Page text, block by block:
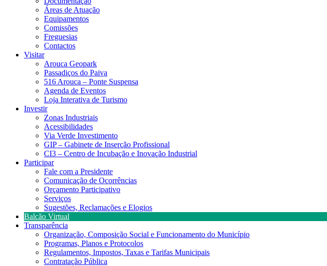
Áreas de Atuação
Equipamentos
Comissões
Freguesias
Contactos
Visitar
Arouca Geopark
Passadiços do Paiva
516 Arouca – Ponte Suspensa
Agenda de Eventos
Loja Interativa de Turismo
Investir
Zonas Industriais
Acessibilidades
Via Verde Investimento
GIP – Gabinete de Inserção Profissional
CI3 – Centro de Incubação e Inovação Industrial
Participar
Fale com a Presidente
Comunicação de Ocorrências
Orçamento Participativo
Serviços
Sugestões, Reclamações e Elogios
Balcão Virtual
Transparência
Organização, Composição Social e Funcionamento do Município
Programas, Planos e Protocolos
Regulamentos, Impostos, Taxas e Tarifas Municipais
Contratação Pública